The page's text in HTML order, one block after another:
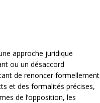
approche juridique
ou un désaccord
de renoncer formellement
et des formalités précises,
de l’opposition, les